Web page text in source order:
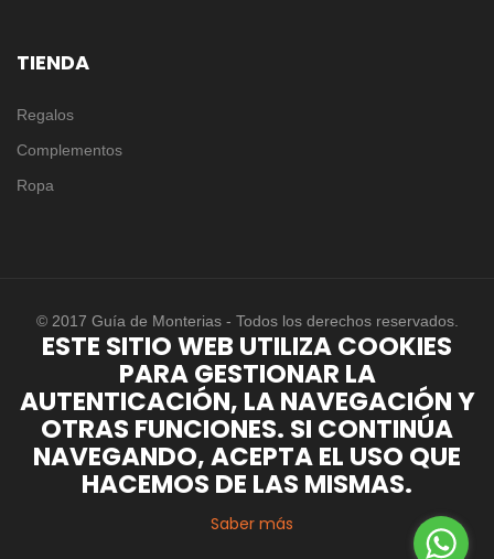
TIENDA
Regalos
Complementos
Ropa
© 2017 Guía de Monterias - Todos los derechos reservados.
ESTE SITIO WEB UTILIZA COOKIES
PARA GESTIONAR LA
AUTENTICACIÓN, LA NAVEGACIÓN Y
OTRAS FUNCIONES. SI CONTINÚA
NAVEGANDO, ACEPTA EL USO QUE
HACEMOS DE LAS MISMAS.
Saber más